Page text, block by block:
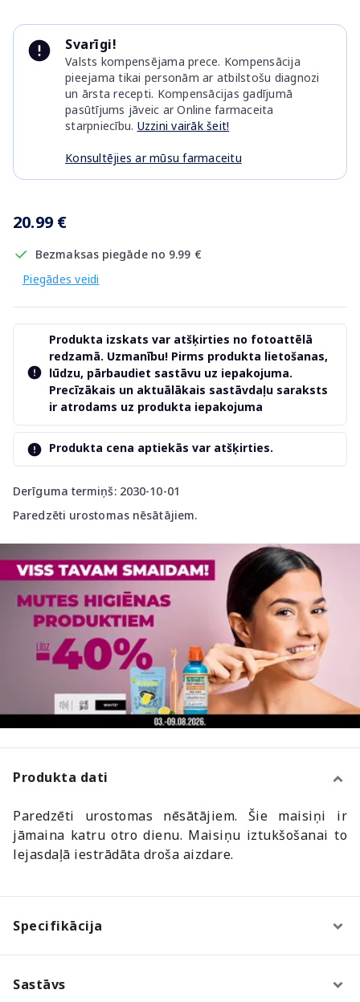
Svarīgi!
Valsts kompensējama prece. Kompensācija
pieejama tikai personām ar atbilstošu diagnozi
un ārsta recepti. Kompensācijas gadījumā
pasūtījums jāveic ar Online farmaceita
starpniecību. Uzzini vairāk šeit!
Konsultējies ar mūsu farmaceitu
20.99 €
Bezmaksas piegāde no 9.99 €
Piegādes veidi
Derīguma termiņš: 2030-10-01
Paredzēti urostomas nēsātājiem.
Produkta izskats var atšķirties no fotoattēlā
redzamā. Uzmanību! Pirms produkta lietošanas,
lūdzu, pārbaudiet sastāvu uz iepakojuma.
Precīzākais un aktuālākais sastāvdaļu saraksts
ir atrodams uz produkta iepakojuma
Produkta cena aptiekās var atšķirties.
Produkta dati
Paredzēti urostomas nēsātājiem. Šie maisiņi ir
jāmaina katru otro dienu. Maisiņu iztukšošanai to
lejasdaļā iestrādāta droša aizdare.
Specifikācija
Sastāvs